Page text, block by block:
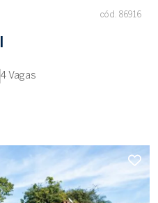
cód. 86916
4 Vagas